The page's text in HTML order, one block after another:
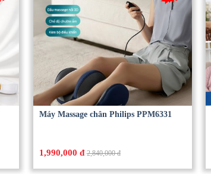
Máy Massage chân Philips PPM6331
1,990,000 đ 2,840,000 đ